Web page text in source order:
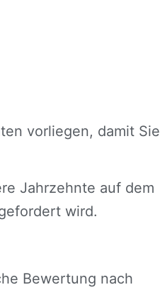
vorliegen, damit Sie
Jahrzehnte auf dem
wird.
Bewertung nach